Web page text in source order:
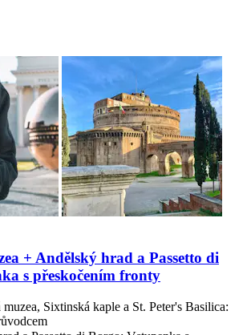
+ Andělský hrad a Passetto di
s přeskočením fronty
muzea, Sixtinská kaple a St. Peter's Basilica: